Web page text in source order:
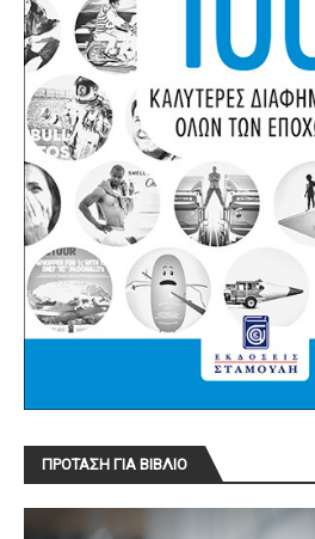
ΠΡΟΤΑΣΗ ΓΙΑ ΒΙΒΛΙΟ